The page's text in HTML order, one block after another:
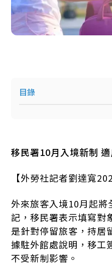
目錄
移民署10月入境新制
【外勞社記者劉達寬
外來旅客入境10月起
記，移民署表示填寫對
是針對停留旅客，持居
據駐外館處說明，移工
不受新制影響。